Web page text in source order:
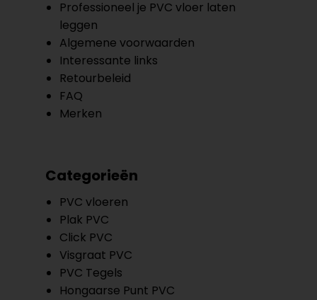
Professioneel je PVC vloer laten
leggen
Algemene voorwaarden
Interessante links
Retourbeleid
FAQ
Merken
Categorieën
PVC vloeren
Plak PVC
Click PVC
Visgraat PVC
PVC Tegels
Hongaarse Punt PVC